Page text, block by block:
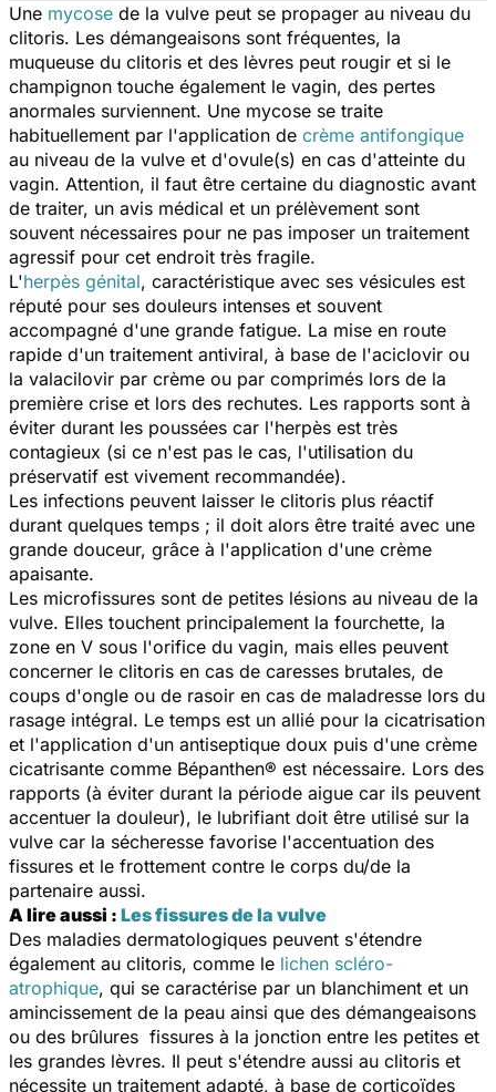
Une mycose de la vulve peut se propager au niveau du
clitoris. Les démangeaisons sont fréquentes, la
muqueuse du clitoris et des lèvres peut rougir et si le
champignon touche également le vagin, des pertes
anormales surviennent. Une mycose se traite
habituellement par l'application de crème antifongique
au niveau de la vulve et d'ovule(s) en cas d'atteinte du
vagin. Attention, il faut être certaine du diagnostic avant
de traiter, un avis médical et un prélèvement sont
souvent nécessaires pour ne pas imposer un traitement
agressif pour cet endroit très fragile.
L'herpès génital, caractéristique avec ses vésicules est
réputé pour ses douleurs intenses et souvent
accompagné d'une grande fatigue. La mise en route
rapide d'un traitement antiviral, à base de l'aciclovir ou
la valacilovir par crème ou par comprimés lors de la
première crise et lors des rechutes. Les rapports sont à
éviter durant les poussées car l'herpès est très
contagieux (si ce n'est pas le cas, l'utilisation du
préservatif est vivement recommandée).
Les infections peuvent laisser le clitoris plus réactif
durant quelques temps ; il doit alors être traité avec une
grande douceur, grâce à l'application d'une crème
apaisante.
Les microfissures sont de petites lésions au niveau de la
vulve. Elles touchent principalement la fourchette, la
zone en V sous l'orifice du vagin, mais elles peuvent
concerner le clitoris en cas de caresses brutales, de
coups d'ongle ou de rasoir en cas de maladresse lors du
rasage intégral. Le temps est un allié pour la cicatrisation
et l'application d'un antiseptique doux puis d'une crème
cicatrisante comme Bépanthen® est nécessaire. Lors des
rapports (à éviter durant la période aigue car ils peuvent
accentuer la douleur), le lubrifiant doit être utilisé sur la
vulve car la sécheresse favorise l'accentuation des
fissures et le frottement contre le corps du/de la
partenaire aussi.
A lire aussi : Les fissures de la vulve
Des maladies dermatologiques peuvent s'étendre
également au clitoris, comme le lichen scléro-
atrophique, qui se caractérise par un blanchiment et un
amincissement de la peau ainsi que des démangeaisons
ou des brûlures fissures à la jonction entre les petites et
les grandes lèvres. Il peut s'étendre aussi au clitoris et
nécessite un traitement adapté, à base de corticoïdes